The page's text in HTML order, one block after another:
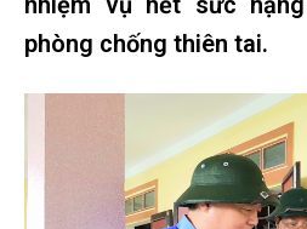
phòng chống thiên tai.